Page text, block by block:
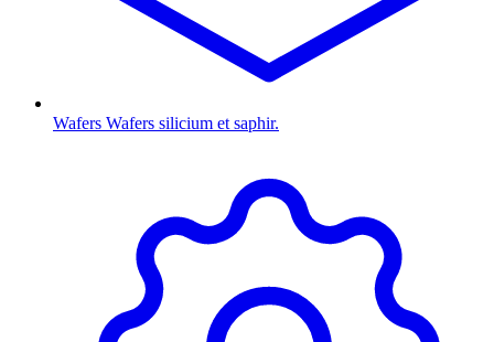
Wafers Wafers silicium et saphir.